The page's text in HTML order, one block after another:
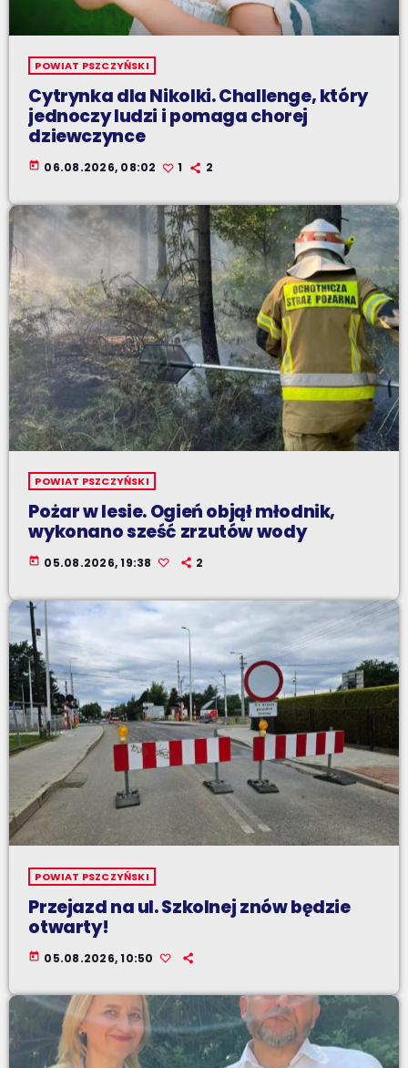
POWIAT PSZCZYŃSKI
Cytrynka dla Nikolki. Challenge, który
jednoczy ludzi i pomaga chorej
dziewczynce
today 06.08.2026, 08:02 1 2
POWIAT PSZCZYŃSKI
Pożar w lesie. Ogień objął młodnik,
wykonano sześć zrzutów wody
today 05.08.2026, 19:38 2
POWIAT PSZCZYŃSKI
Przejazd na ul. Szkolnej znów będzie
otwarty!
today 05.08.2026, 10:50